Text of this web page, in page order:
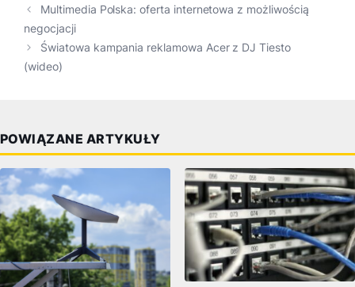
Multimedia Polska: oferta internetowa z możliwością
negocjacji
Światowa kampania reklamowa Acer z DJ Tiesto
(wideo)
POWIĄZANE ARTYKUŁY